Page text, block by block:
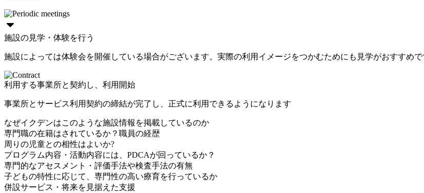
施設の見学・体験を行う
施設によっては体験会を開催している場合がございます。実際の利用イメージをつかむためにも見学がおすすめで
利用する事業所と契約し、利用開始
事業所とサービス利用契約の締結が完了し、正式に利用できるようになります
なぜイクデンはこのような施設情報を掲載しているのか
専門職の在籍はされているか？職員の経歴
周りの児童との相性はよいか?
プログラム内容・活動内容には、PDCAが回っているか？
専門的なアセスメント・評価手法や検査手法の有無
子どもの特性に応じて、専門性の高い療育を行っているか
併設サービス・将来を見据えた支援